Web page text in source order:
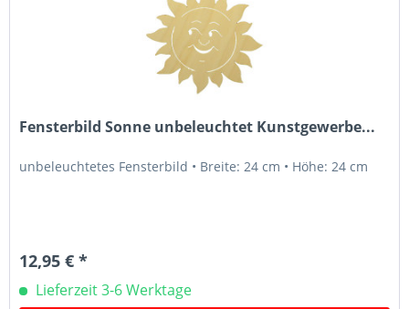
Fensterbild Sonne unbeleuchtet Kunstgewerbe...
unbeleuchtetes Fensterbild • Breite: 24 cm • Höhe: 24 cm
12,95 € *
Lieferzeit 3-6 Werktage